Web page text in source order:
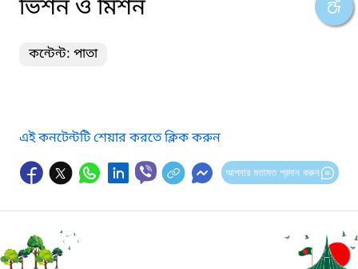
ভিশন ও মিশন
কন্টেন্ট: পাতা
এই কনটেন্টটি শেয়ার করতে ক্লিক করুন
আপনার মতামত প্রদান করুন